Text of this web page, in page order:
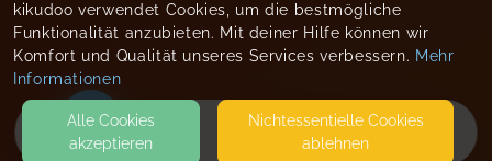
HOME
kikudoo verwendet Cookies, um die bestmögliche
Funktionalität anzubieten. Mit deiner Hilfe können wir
Komfort und Qualität unseres Services verbessern. Mehr
Informationen
Alle Cookies
akzeptieren
Nicht­essentielle Cookies
ablehnen